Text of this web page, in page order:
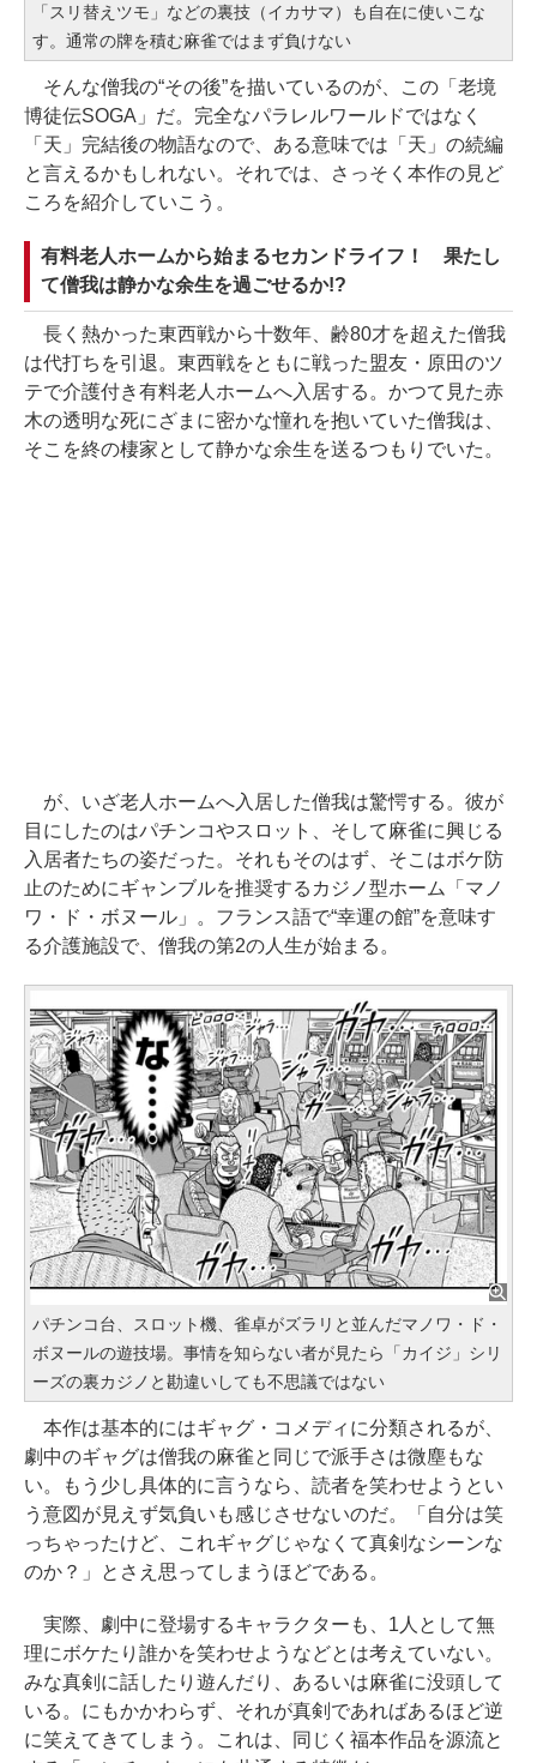
「スリ替えツモ」などの裏技（イカサマ）も自在に使いこな
す。通常の牌を積む麻雀ではまず負けない
そんな僧我の“その後”を描いているのが、この「老境
博徒伝SOGA」だ。完全なパラレルワールドではなく
「天」完結後の物語なので、ある意味では「天」の続編
と言えるかもしれない。それでは、さっそく本作の見ど
ころを紹介していこう。
有料老人ホームから始まるセカンドライフ！ 果たし
て僧我は静かな余生を過ごせるか!?
長く熱かった東西戦から十数年、齢80才を超えた僧我
は代打ちを引退。東西戦をともに戦った盟友・原田のツ
テで介護付き有料老人ホームへ入居する。かつて見た赤
木の透明な死にざまに密かな憧れを抱いていた僧我は、
そこを終の棲家として静かな余生を送るつもりでいた。
が、いざ老人ホームへ入居した僧我は驚愕する。彼が
目にしたのはパチンコやスロット、そして麻雀に興じる
入居者たちの姿だった。それもそのはず、そこはボケ防
止のためにギャンブルを推奨するカジノ型ホーム「マノ
ワ・ド・ボヌール」。フランス語で“幸運の館”を意味す
る介護施設で、僧我の第2の人生が始まる。
パチンコ台、スロット機、雀卓がズラリと並んだマノワ・ド・
ボヌールの遊技場。事情を知らない者が見たら「カイジ」シリ
ーズの裏カジノと勘違いしても不思議ではない
本作は基本的にはギャグ・コメディに分類されるが、
劇中のギャグは僧我の麻雀と同じで派手さは微塵もな
い。もう少し具体的に言うなら、読者を笑わせようとい
う意図が見えず気負いも感じさせないのだ。「自分は笑
っちゃったけど、これギャグじゃなくて真剣なシーンな
のか？」とさえ思ってしまうほどである。
実際、劇中に登場するキャラクターも、1人として無
理にボケたり誰かを笑わせようなどとは考えていない。
みな真剣に話したり遊んだり、あるいは麻雀に没頭して
いる。にもかかわらず、それが真剣であればあるほど逆
に笑えてきてしまう。これは、同じく福本作品を源流と